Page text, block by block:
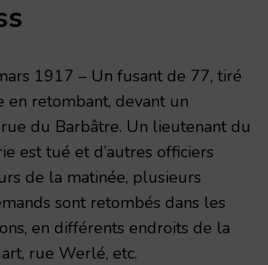
1917 – Un fusant de 77, tiré
en retombant, devant un
du Barbâtre. Un lieutenant du
est tué et d’autres officiers
de la matinée, plu­sieurs
sont retombés dans les
en différents endroits de la
rue Werlé, etc.